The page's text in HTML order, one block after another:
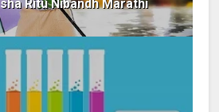
Ritu Nibandh Marathi